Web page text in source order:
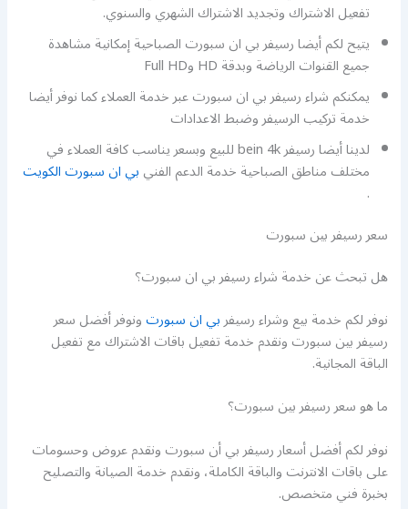
تفعيل الاشتراك وتجديد الاشتراك الشهري والسنوي.
يتيح لكم أيضا رسيفر بي ان سبورت الصباحية إمكانية مشاهدة
جميع القنوات الرياضة وبدقة HD وFull HD
يمكنكم شراء رسيفر بي ان سبورت عبر خدمة العملاء كما نوفر أيضا
خدمة تركيب الرسيفر وضبط الاعدادات
لدينا أيضا رسيفر bein 4k للبيع وبسعر يناسب كافة العملاء في
مختلف مناطق الصباحية خدمة الدعم الفنيبي ان سبورت الكويت
.
سعر رسيفر بين سبورت
هل تبحث عن خدمة شراء رسيفر بي ان سبورت؟
نوفر لكم خدمة بيع وشراء رسيفربي ان سبورتونوفر أفضل سعر
رسيفر بين سبورت ونقدم خدمة تفعيل باقات الاشتراك مع تفعيل
الباقة المجانية.
ما هو سعر رسيفر بين سبورت؟
نوفر لكم أفضل أسعار رسيفر بي أن سبورت ونقدم عروض وحسومات
على باقات الانترنت والباقة الكاملة، ونقدم خدمة الصيانة والتصليح
بخبرة فني متخصص.